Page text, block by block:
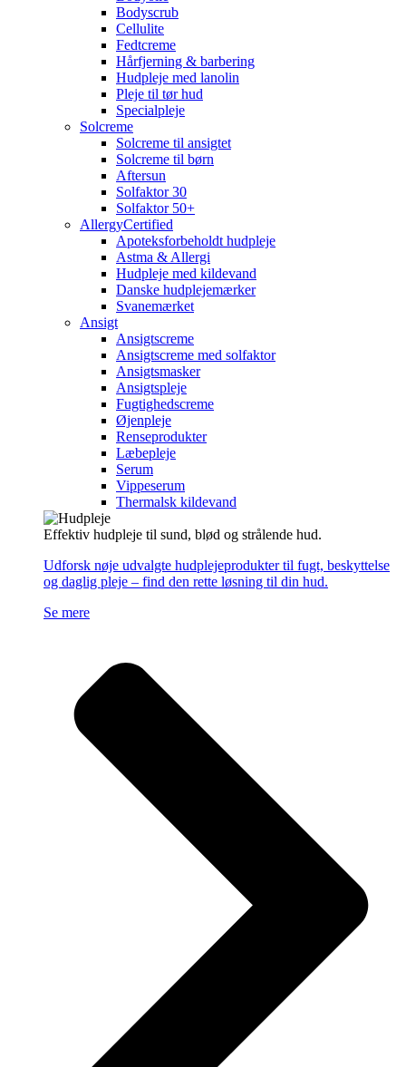
Bodyscrub
Cellulite
Fedtcreme
Hårfjerning & barbering
Hudpleje med lanolin
Pleje til tør hud
Specialpleje
Solcreme
Solcreme til ansigtet
Solcreme til børn
Aftersun
Solfaktor 30
Solfaktor 50+
AllergyCertified
Apoteksforbeholdt hudpleje
Astma & Allergi
Hudpleje med kildevand
Danske hudplejemærker
Svanemærket
Ansigt
Ansigtscreme
Ansigtscreme med solfaktor
Ansigtsmasker
Ansigtspleje
Fugtighedscreme
Øjenpleje
Renseprodukter
Læbepleje
Serum
Vippeserum
Thermalsk kildevand
Effektiv hudpleje til sund, blød og strålende hud.
Udforsk nøje udvalgte hudplejeprodukter til fugt, beskyttelse
og daglig pleje – find den rette løsning til din hud.
Se mere